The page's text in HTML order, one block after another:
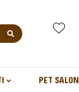
PET SALON